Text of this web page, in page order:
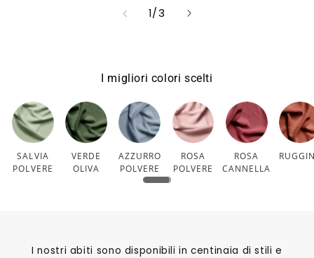
1/
su3
I migliori colori scelti
SALVIA
POLVERE
VERDE
OLIVA
AZZURRO
POLVERE
ROSA
POLVERE
ROSA
CANNELLA
I nostri abiti sono disponibili in centinaia di stili e